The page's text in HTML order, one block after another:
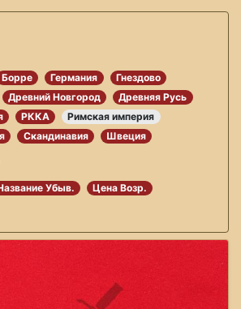
Борре Германия
Гнездово
Древний Новгород
Древняя Русь
РККА
Римская империя
Скандинавия Швеция
Убыв.
Цена Возр.